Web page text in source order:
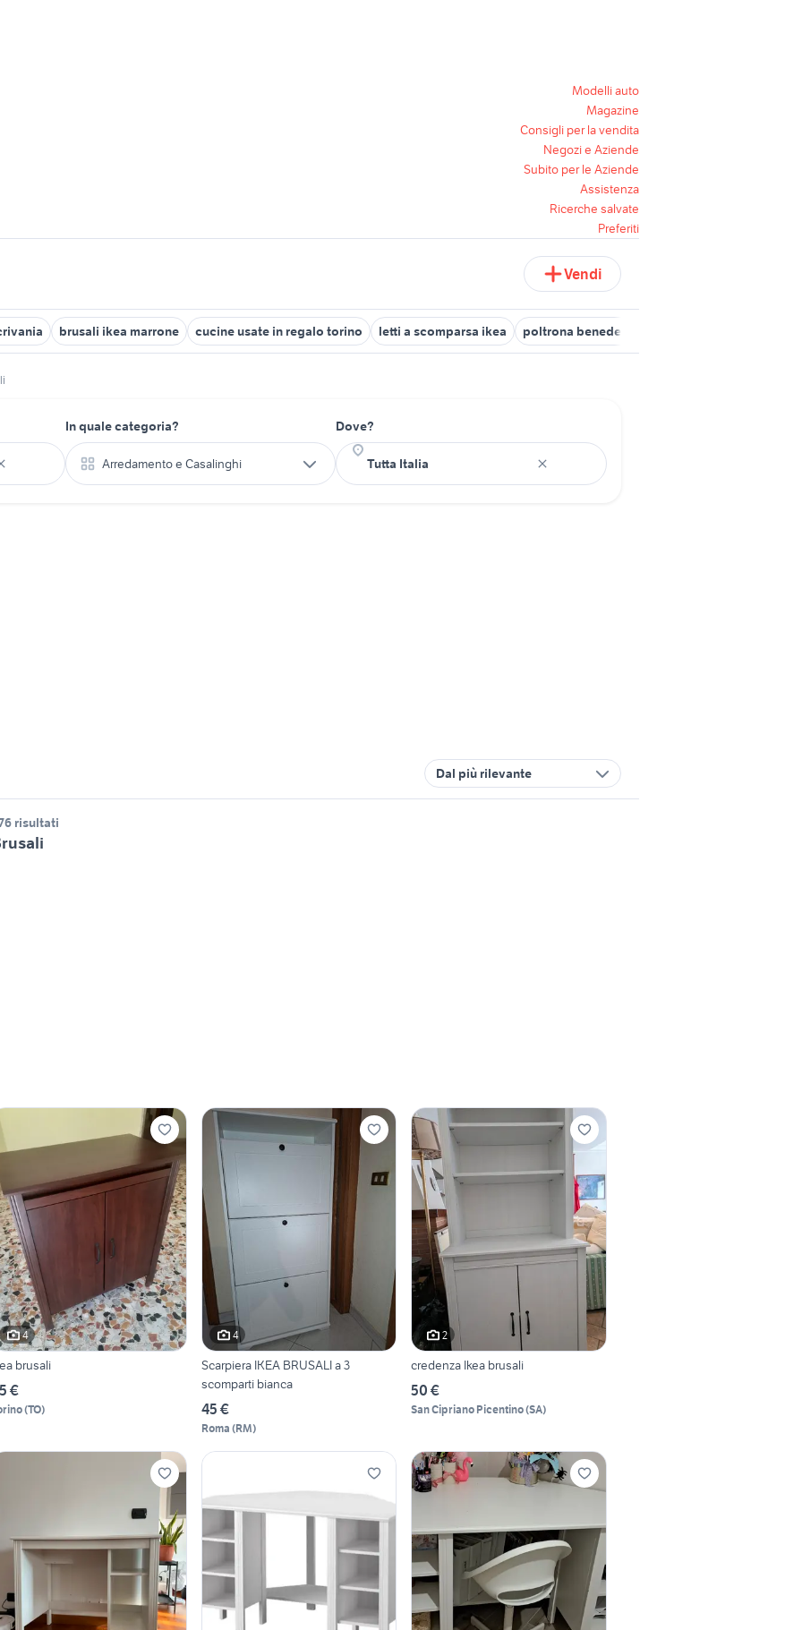
Modelli auto
Magazine
Consigli per la vendita
Negozi e Aziende
Subito per le Aziende
Assistenza
Ricerche salvate
Preferiti
Vendi
brusali ikea marrone cucine usate in regalo torino letti a scomparsa ikea poltrona benedetta zucchetti
In quale categoria?
Arredamento e Casalinghi
Dove?
Dal più rilevante
risultati
4
brusali
€
(TO)
4
Scarpiera IKEA BRUSALI a 3
scomparti bianca
45 €
Roma (RM)
2
credenza Ikea brusali
50 €
San Cipriano Picentino(SA)